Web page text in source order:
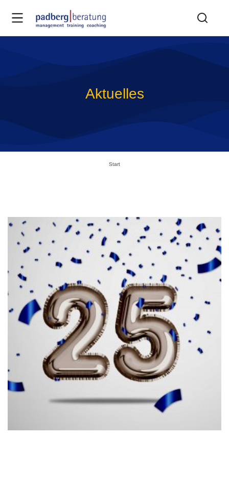
Aktuelles
Start